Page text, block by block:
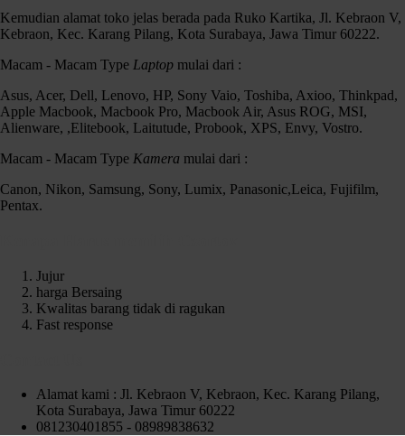
Kemudian alamat toko jelas berada pada Ruko Kartika, Jl. Kebraon V,
Kebraon, Kec. Karang Pilang, Kota Surabaya, Jawa Timur 60222.
Macam - Macam Type Laptop mulai dari :
Asus, Acer, Dell, Lenovo, HP, Sony Vaio, Toshiba, Axioo, Thinkpad,
Apple Macbook, Macbook Pro, Macbook Air, Asus ROG, MSI,
Alienware, ,Elitebook, Laitutude, Probook, XPS, Envy, Vostro.
Macam - Macam Type Kamera mulai dari :
Canon, Nikon, Samsung, Sony, Lumix, Panasonic,Leica, Fujifilm,
Pentax.
Jujur
harga Bersaing
Kwalitas barang tidak di ragukan
Fast response
Alamat kami : Jl. Kebraon V, Kebraon, Kec. Karang Pilang,
Kota Surabaya, Jawa Timur 60222
081230401855 - 08989838632